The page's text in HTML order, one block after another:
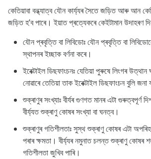
কেতিয়াবা বন্ধ্যাত্ব যৌন কাৰ্য্যৰ সৈতে জড়িত আৰু আন
জড়িত হ’ব পাৰে। ইয়াত প্ৰত্যেকৰে কেইটামান উদাহৰণ
যৌন প্ৰবৃত্তিবা লিবিডোঃযৌন প্ৰবৃত্তিবা
স্থাপনৰ ইচ্ছাক বৰ্ণনা কৰে।
ইৰেক্টাইল ডিছফাংচনঃ যেতিয়া পুৰুষে লিংগৰ উত্থান
নোৱাৰে তেতিয়া তাক ইৰেক্টাইল ডিছফাংচন বুলি জনা
শুক্ৰাণুৰ সংখ্যাঃ বীৰ্যৰ গুণগত মানৰ এটা গুৰুত্বপূৰ্ণ দিশ
বীৰ্য্যত শুক্ৰাণু কোষৰ সংখ্যা বা ঘনত্ব।
শুক্ৰাণুৰ গতিশীলতাঃ সুস্থ শুক্ৰাণু কোষৰ এটা
পৰাৰ ক্ষমতা। বীৰ্য্যৰ নমুনাত চলন্ত শুক্ৰাণু কোষৰ
গতিশীলতা জুখিব পাৰি।